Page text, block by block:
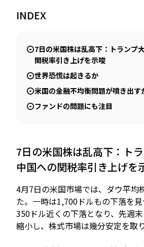
INDEX
7日の米国株は乱高下：トランプ
関税率引き上げを示唆
世界恐慌は起きるか
米国の金融不均衡問題が噴き出す
ファンドの問題にも注目
7日の米国株は乱高下：ト
中国への関税率引き上げを
4月7日の米国市場では、ダウ平均
た。一時は1,700ドルもの下落を
350ドル近くの下落となり、先週
縮小し、株式市場は幾分安定を取